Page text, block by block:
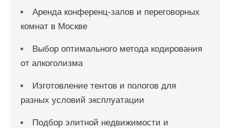
Аренда конференц-залов и переговорных
комнат в Москве
Выбор оптимального метода кодирования
от алкоголизма
Изготовление тентов и пологов для
разных условий эксплуатации
Подбор элитной недвижимости и